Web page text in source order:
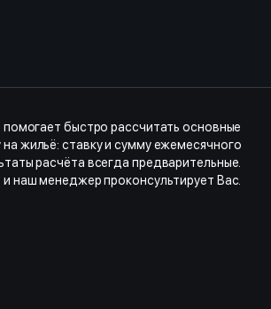
помогает быстро рассчитать основные
на жильё: ставку и сумму ежемесячного
расчёта всегда предварительные.
и наш менеджер проконсультирует Вас.